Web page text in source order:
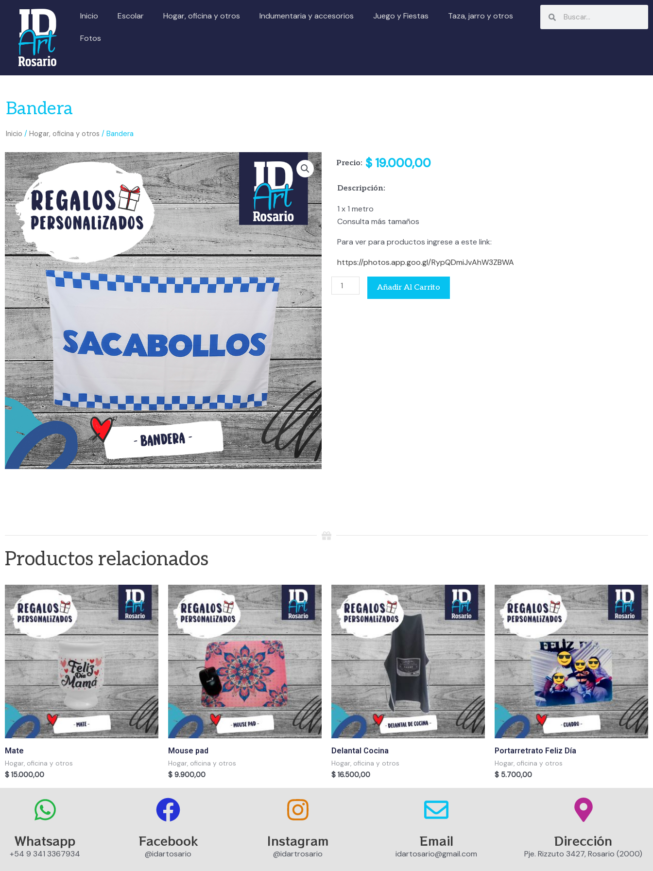
contenido
Inicio Escolar Hogar, oficina y otros Indumentaria y accesorios Juego y Fiestas Taza, jarro y otros
Fotos
Bandera
Inicio / Hogar, oficina y otros / Bandera
Precio: $ 19.000,00
Descripción:
1 x 1 metro
Consulta más tamaños
Para ver para productos ingrese a este link:
https://photos.app.goo.gl/RypQDmiJvAhW3ZBWA
Bandera
cantidad
Añadir Al Carrito
Productos relacionados
Mate
Hogar, oficina y otros
$ 15.000,00
Mouse pad
Hogar, oficina y otros
$ 9.900,00
Delantal Cocina
Hogar, oficina y otros
$ 16.500,00
Portarretrato Feliz Día
Hogar, oficina y otros
$ 5.700,00
Whatsapp
+54 9 341 3367934
Facebook
@idartosario
Instagram
@idartrosario
Email
idartosario@gmail.com
Dirección
Pje. Rizzuto 3427, Rosario (2000)